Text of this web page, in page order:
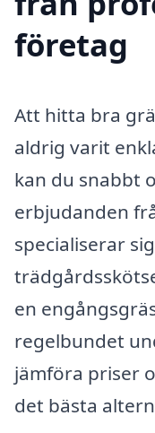
företag
Att hitta bra
aldrig varit
kan du snabbt
erbjudanden
specialiserar
en
regelbundet
jämföra priser
det bästa